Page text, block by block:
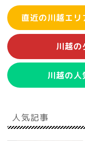
直近の川越エ
川越の
川越の人
人気記事